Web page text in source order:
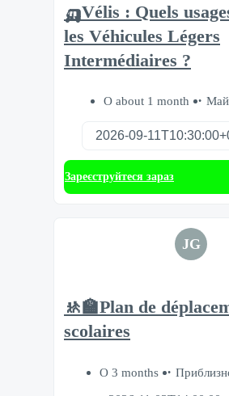
🛺Vélis : Quels
les Véhicules Légers
Intermédiaires ?
О about 1 month
Зареєструйтеся зараз
JG
🚸🏫Plan de
scolaires
О 3 months